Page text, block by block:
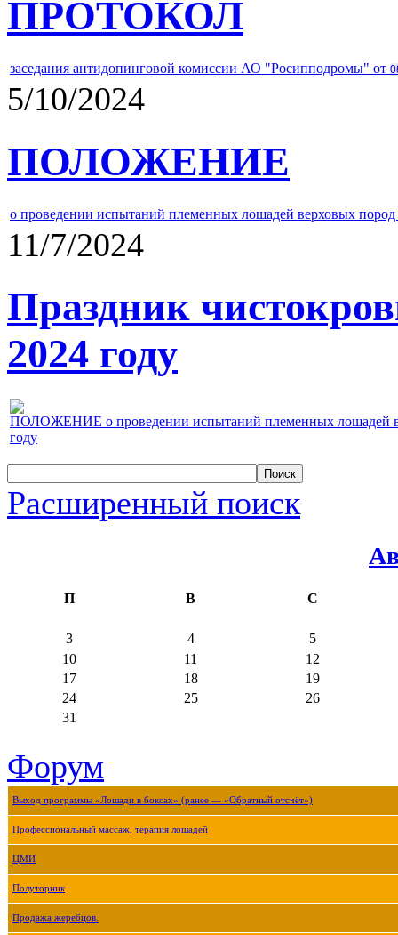
ПРОТОКОЛ
заседания антидопинговой комиссии АО "Росипподромы" от
5/10/2024
ПОЛОЖЕНИЕ
о проведении испытаний племенных лошадей верховых
11/7/2024
Праздник
2024 году
ПОЛОЖЕНИЕ о проведении испытаний племенных лошадей
году
Расширенный поиск
П В С
3 4
5
10
11
12
17
18
19
24
25
26
31
Форум
Выход программы «Лошади в боксах» (ранее — «Обратный отсчёт»)
Профессиональный массаж, терапия лошадей
ЦМИ
Полуторник
Продажа жеребцов.